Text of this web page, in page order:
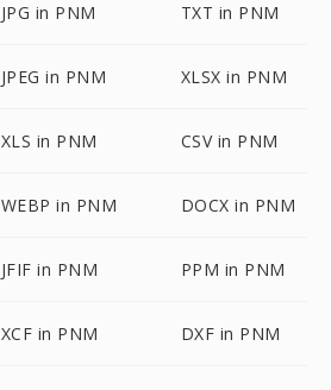
JPG in PNM TXT in PNM
JPEG in PNM XLSX in PNM
XLS in PNM CSV in PNM
WEBP in PNM DOCX in PNM
JFIF in PNM PPM in PNM
XCF in PNM DXF in PNM